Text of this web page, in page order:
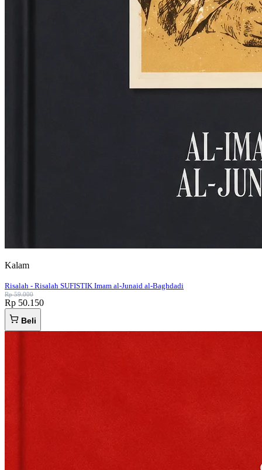
Kalam
Risalah - Risalah SUFISTIK Imam al-Junaid al-Baghdadi
Rp 59.000
Rp 50.150
Beli